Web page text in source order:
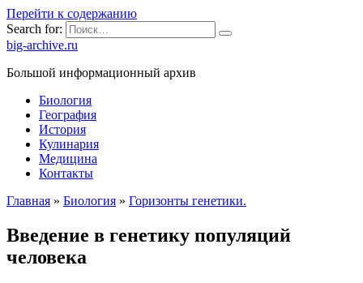
Перейти к содержанию
Search for:
big-archive.ru
Большой информационный архив
Биология
География
История
Кулинария
Медицина
Контакты
Главная » Биология » Горизонты генетики.
Введение в генетику популяций
человека